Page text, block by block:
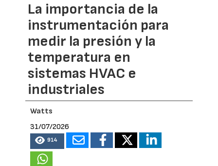
La importancia de la
instrumentación para
medir la presión y la
temperatura en
sistemas HVAC e
industriales
Watts
31/07/2026
914